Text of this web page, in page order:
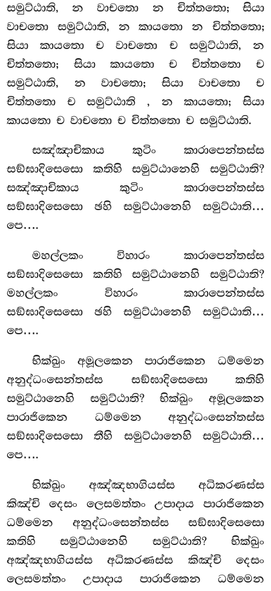
සමුට්ඨාති, න වාචතො න චිත්තතො; සියා
වාචතො සමුට්ඨාති, න කායතො න චිත්තතො;
සියා කායතො ච වාචතො ච සමුට්ඨාති, න
චිත්තතො; සියා කායතො ච චිත්තතො ච
සමුට්ඨාති, න වාචතො; සියාවාචතො ච
චිත්තතො ච සමුට්ඨාති , න කායතො; සියා
කායතො ච වාචතො ච චිත්තතො ච සමුට්ඨාති.
සඤ්ඤාචිකාය කුටිං කාරාපෙන්තස්ස
සඞ්ඝාදිසෙසො කතිහි සමුට්ඨානෙහි සමුට්ඨාති?
සඤ්ඤාචිකාය කුටිං කාරාපෙන්තස්ස
සඞ්ඝාදිසෙසො ඡහි සමුට්ඨානෙහි සමුට්ඨාති…
පෙ….
මහල්ලකං විහාරං කාරාපෙන්තස්ස
සඞ්ඝාදිසෙසො කතිහි සමුට්ඨානෙහි සමුට්ඨාති?
මහල්ලකං විහාරං කාරාපෙන්තස්ස
සඞ්ඝාදිසෙසො ඡහි සමුට්ඨානෙහි සමුට්ඨාති…
පෙ….
භික්ඛුං අමූලකෙන පාරාජිකෙන ධම්මෙන
අනුද්ධංසෙන්තස්ස සඞ්ඝාදිසෙසො කතිහි
සමුට්ඨානෙහි සමුට්ඨාති? භික්ඛුං අමූලකෙන
පාරාජිකෙන ධම්මෙන අනුද්ධංසෙන්තස්ස
සඞ්ඝාදිසෙසො තීහි සමුට්ඨානෙහි සමුට්ඨාති…
පෙ….
භික්ඛුං අඤ්ඤභාගියස්ස අධිකරණස්ස
කිඤ්චි දෙසං ලෙසමත්තං උපාදාය පාරාජිකෙන
ධම්මෙන අනුද්ධංසෙන්තස්ස සඞ්ඝාදිසෙසො
කතිහි සමුට්ඨානෙහි සමුට්ඨාති? භික්ඛුං
අඤ්ඤභාගියස්ස අධිකරණස්ස කිඤ්චි දෙසං
ලෙසමත්තං උපාදාය පාරාජිකෙන ධම්මෙන